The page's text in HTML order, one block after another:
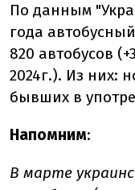
По данным
года
820 автобусов
2024г.). Из них:
бывших в
Напомним:
В марте